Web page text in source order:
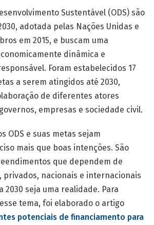
Sustentável (ODS) são
adotada pelas Nações Unidas e
em 2015, e buscam uma
dinâmica e
Foram estabelecidos 17
a serem atingidos até 2030,
de diferentes atores
empresas e sociedade civil.
ODS e suas metas sejam
mais que boas intenções. São
que dependem de
privados, nacionais e internacionais
2030 seja uma realidade. Para
tema, foi elaborado o artigo
potenciais de financiamento para